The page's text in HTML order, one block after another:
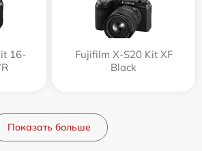
16-
Fujifilm X-S20 Kit XF
Black
Показать больше